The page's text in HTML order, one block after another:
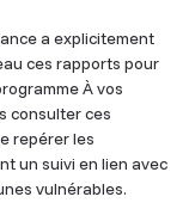
a explicitement
ces rapports pour
À vos
consulter ces
repérer les
un suivi en lien avec
vulnérables.